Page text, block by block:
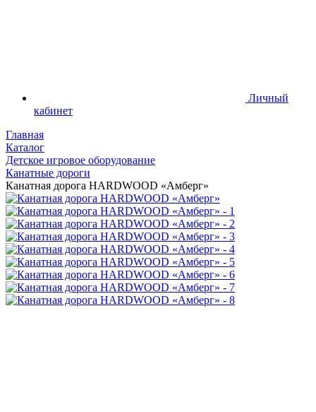
Личный
кабинет
Главная
Каталог
Детское игровое оборудование
Канатные дороги
Канатная дорога HARDWOOD «Амберг»